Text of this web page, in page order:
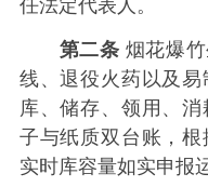
任法定代表人。
第二条 烟花爆
线、退役火药以及
库、储存、领用、
子与纸质双台账，
实时库容量如实申报